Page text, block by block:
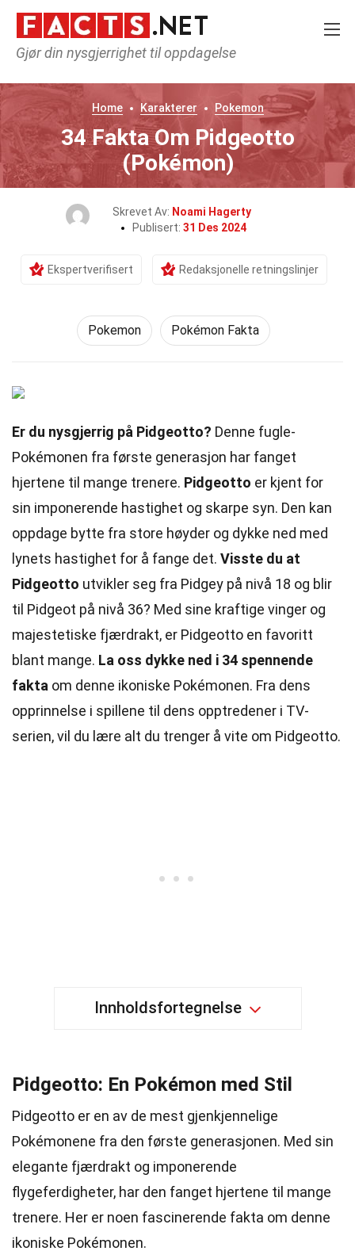
Gjør din nysgjerrighet til oppdagelse
Home Karakterer Pokemon
34 Fakta Om Pidgeotto
(Pokémon)
Skrevet Av: Noami Hagerty
Publisert: 31 Des 2024
Ekspertverifisert Redaksjonelle retningslinjer
Pokemon Pokémon Fakta
Er du nysgjerrig på Pidgeotto? Denne fugle-
Pokémonen fra første generasjon har fanget
hjertene til mange trenere. Pidgeotto er kjent for
sin imponerende hastighet og skarpe syn. Den kan
oppdage bytte fra store høyder og dykke ned med
lynets hastighet for å fange det. Visste du at
Pidgeotto utvikler seg fra Pidgey på nivå 18 og blir
til Pidgeot på nivå 36? Med sine kraftige vinger og
majestetiske fjærdrakt, er Pidgeotto en favoritt
blant mange. La oss dykke ned i 34 spennende
fakta om denne ikoniske Pokémonen. Fra dens
opprinnelse i spillene til dens opptredener i TV-
serien, vil du lære alt du trenger å vite om Pidgeotto.
Innholdsfortegnelse
Pidgeotto: En Pokémon med Stil
Pidgeotto er en av de mest gjenkjennelige
Pokémonene fra den første generasjonen. Med sin
elegante fjærdrakt og imponerende
flygeferdigheter, har den fanget hjertene til mange
trenere. Her er noen fascinerende fakta om denne
ikoniske Pokémonen.